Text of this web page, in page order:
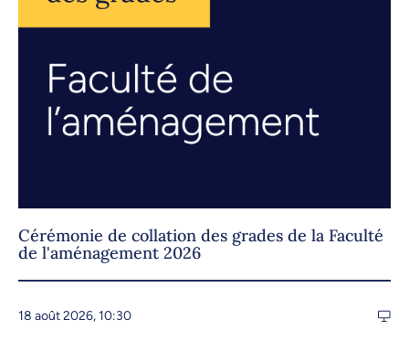
Cérémonie de collation des grades de la Faculté
de l'aménagement 2026
18 août 2026, 10:30